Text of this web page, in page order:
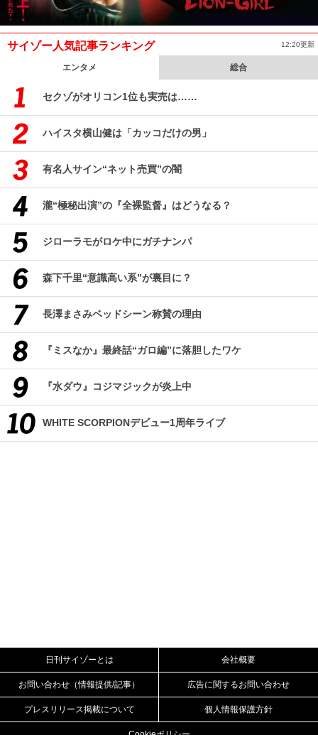
サイゾー人気記事ランキング 12:20更新
エンタメ 総合
セクゾがオリコン1位も実売は……
ハイスタ横山健は「カッコだけの男」
有名人サイン“ネット売買”の闇
瀧“極秘出演”の『全裸監督』はどうなる？
ジローラモがロケ中にガチナンパ
森下千里“意識高い系”が裏目に？
長澤まさみベッドシーン称賛の理由
『ミスなか』最終話“ガロ編”に落胆したワケ
『水ダウ』コジマジックが炎上中
WHITE SCORPIONデビュー1周年ライブ
日刊サイゾーとは 会社概要
お問い合わせ（情報提供/記事） 広告に関するお問い合わせ
プレスリリース掲載について 個人情報保護方針